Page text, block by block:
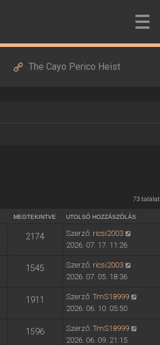
The Cayo Perico Heist
73 találat
MEGTEKINTVE UTOLSÓ HOZZÁSZÓLÁS
2174 Szerző: ricsi2003
2026. 07. 17. 11:26
1545 Szerző: ricsi2003
2026. 07. 05. 18:36
1911 Szerző: TmS18999
2026. 06. 10. 05:50
1596 Szerző: TmS18999
2026. 06. 09. 21:15